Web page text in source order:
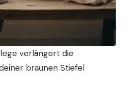
verlängert die
braunen Stiefel